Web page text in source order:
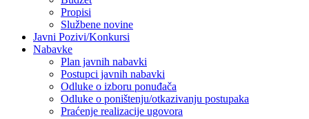
Propisi
Službene novine
Javni Pozivi/Konkursi
Nabavke
Plan javnih nabavki
Postupci javnih nabavki
Odluke o izboru ponuđača
Odluke o poništenju/otkazivanju postupaka
Praćenje realizacije ugovora